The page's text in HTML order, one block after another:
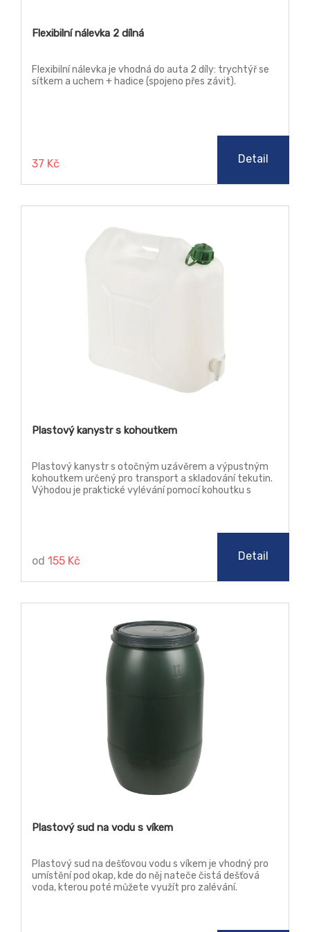
Flexibilní nálevka 2 dílná
Flexibilní nálevka je vhodná do auta 2 díly: trychtýř se
sítkem a uchem + hadice (spojeno přes závit).
37 Kč Detail
Plastový kanystr s kohoutkem
Plastový kanystr s otočným uzávěrem a výpustným
kohoutkem určený pro transport a skladování tekutin.
Výhodou je praktické vylévání pomocí kohoutku s
od 155 Kč Detail
Plastový sud na vodu s víkem
Plastový sud na dešťovou vodu s víkem je vhodný pro
umístění pod okap, kde do něj nateče čistá dešťová
voda, kterou poté můžete využít pro zalévání.